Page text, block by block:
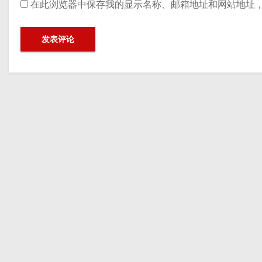
在此浏览器中保存我的显示名称、邮箱地址和网站地址